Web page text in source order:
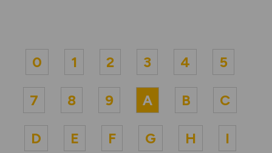
0 1 2 3 4 5
7 8 9 A B C
D E F G H I